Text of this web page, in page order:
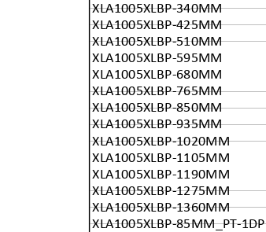
XLA1005XLBP-340MM
XLA1005XLBP-425MM
XLA1005XLBP-510MM
XLA1005XLBP-595MM
XLA1005XLBP-680MM
XLA1005XLBP-765MM
XLA1005XLBP-850MM
XLA1005XLBP-935MM
XLA1005XLBP-1020MM
XLA1005XLBP-1105MM
XLA1005XLBP-1190MM
XLA1005XLBP-1275MM
XLA1005XLBP-1360MM
XLA1005XLBP-85MM_PT-1DP